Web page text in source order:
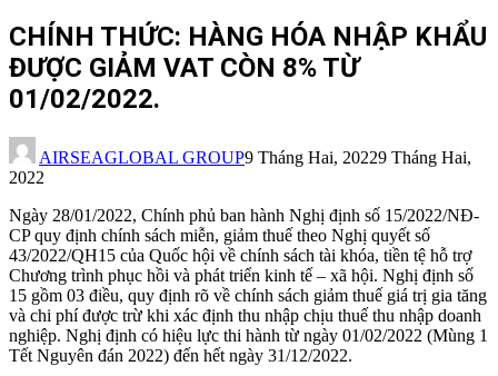
CHÍNH THỨC: HÀNG HÓA NHẬP KHẨU
ĐƯỢC GIẢM VAT CÒN 8% TỪ
01/02/2022.
AIRSEAGLOBAL GROUP9 Tháng Hai, 20229 Tháng Hai,
2022
Ngày 28/01/2022, Chính phủ ban hành Nghị định số 15/2022/NĐ-
CP quy định chính sách miễn, giảm thuế theo Nghị quyết số
43/2022/QH15 của Quốc hội về chính sách tài khóa, tiền tệ hỗ trợ
Chương trình phục hồi và phát triển kinh tế – xã hội. Nghị định số
15 gồm 03 điều, quy định rõ về chính sách giảm thuế giá trị gia tăng
và chi phí được trừ khi xác định thu nhập chịu thuế thu nhập doanh
nghiệp. Nghị định có hiệu lực thi hành từ ngày 01/02/2022 (Mùng 1
Tết Nguyên đán 2022) đến hết ngày 31/12/2022.